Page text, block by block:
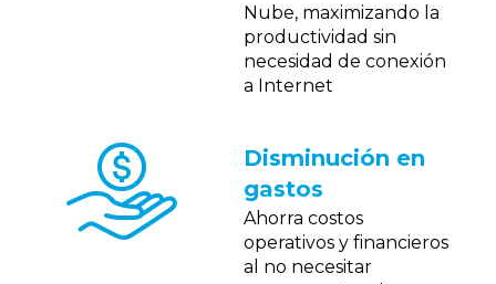
Nube, maximizando la
productividad sin
necesidad de conexión
a Internet
Disminución en
gastos
Ahorra costos
operativos y financieros
al no necesitar